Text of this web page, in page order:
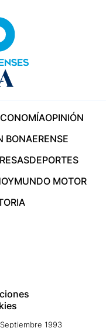
OPINIÓN
BONAERENSE
DEPORTES
MUNDO MOTOR
1993